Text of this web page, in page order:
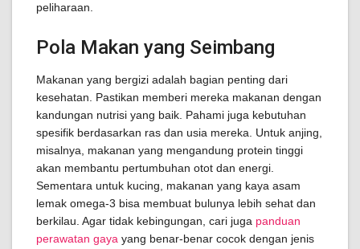
peliharaan.
Pola Makan yang Seimbang
Makanan yang bergizi adalah bagian penting dari
kesehatan. Pastikan memberi mereka makanan dengan
kandungan nutrisi yang baik. Pahami juga kebutuhan
spesifik berdasarkan ras dan usia mereka. Untuk anjing,
misalnya, makanan yang mengandung protein tinggi
akan membantu pertumbuhan otot dan energi.
Sementara untuk kucing, makanan yang kaya asam
lemak omega-3 bisa membuat bulunya lebih sehat dan
berkilau. Agar tidak kebingungan, cari juga panduan
perawatan gaya yang benar-benar cocok dengan jenis